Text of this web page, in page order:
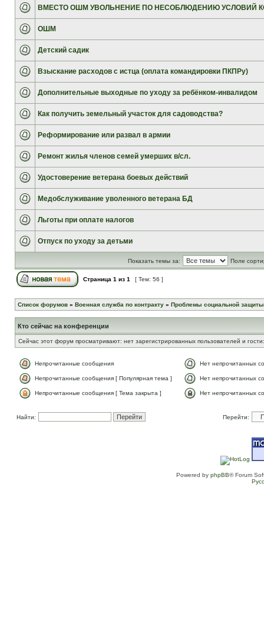
ВМЕСТО ОШМ УВОЛЬНЕНИЕ ПО НЕСОБЛЮДЕНИЮ УСЛОВИЙ
ОШМ
Детский садик
Взыскание расходов с истца (оплата командировки ПКПРу)
Дополнительные выходные по уходу за ребёнком-инвалидом
Как получить земельный участок для садоводства?
Реформирование или развал в армии
Ремонт жилья членов семей умерших в/сл.
Удостоверение ветерана боевых действий
Медобслуживание уволенного ветерана БД
Льготы при оплате налогов
Отпуск по уходу за детьми
Показать темы за: Поле
Страница 1 из 1 [ Тем: 56 ]
Список форумов » Военная служба по контракту » Проблемы социальной защиты
Кто сейчас на конференции
Сейчас этот форум просматривают: нет зарегистрированных пользователей и
Непрочитанные сообщения Нет непрочитанных
Непрочитанные сообщения [ Популярная тема ] Нет непрочитанных
Непрочитанные сообщения [ Тема закрыта ] Нет непрочитанных
Найти: Перейти:
Powered by phpBB® Forum